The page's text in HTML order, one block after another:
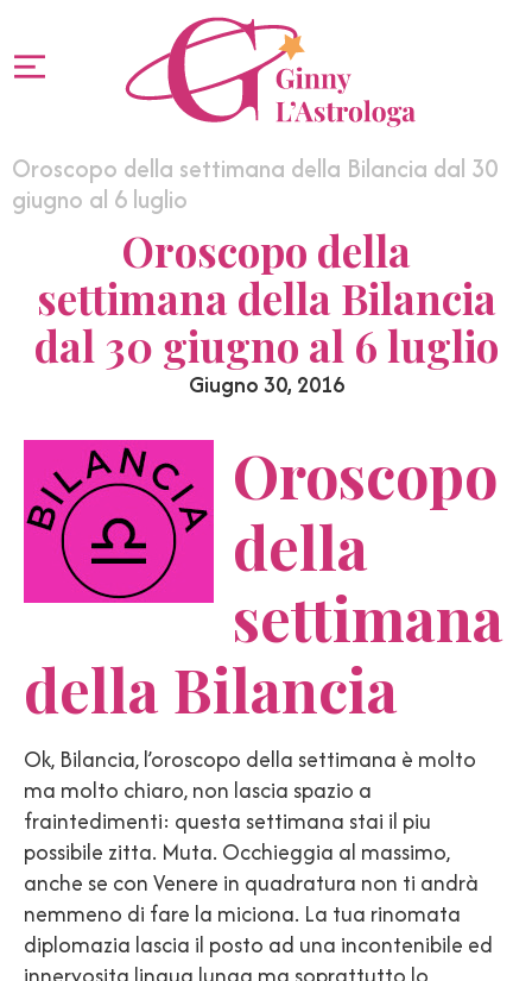
Oroscopo della settimana della Bilancia dal 30
giugno al 6 luglio
Oroscopo della
settimana della Bilancia
dal 30 giugno al 6 luglio
Giugno 30, 2016
Oroscopo
della
settimana
della Bilancia
Ok, Bilancia, l’oroscopo della settimana è molto
ma molto chiaro, non lascia spazio a
fraintedimenti: questa settimana stai il piu
possibile zitta. Muta. Occhieggia al massimo,
anche se con Venere in quadratura non ti andrà
nemmeno di fare la miciona. La tua rinomata
diplomazia lascia il posto ad una incontenibile ed